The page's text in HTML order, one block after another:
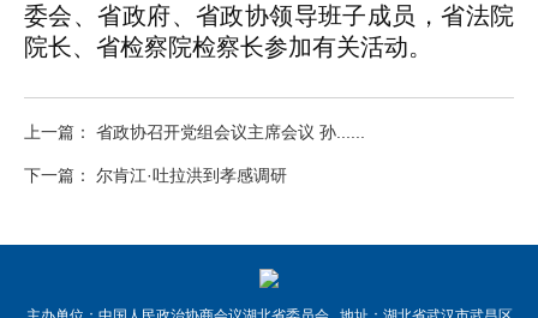
委会、省政府、省政协领导班子成员，省法院
院长、省检察院检察长参加有关活动。
上一篇： 省政协召开党组会议主席会议 孙......
下一篇： 尔肯江·吐拉洪到孝感调研